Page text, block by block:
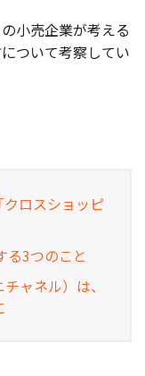
小売企業が考える
ついて考察してい
ロスショッピ
る3つのこと
ャネル）は、